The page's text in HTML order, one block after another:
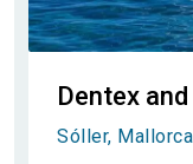
Dentex
Sóller, Mallorca